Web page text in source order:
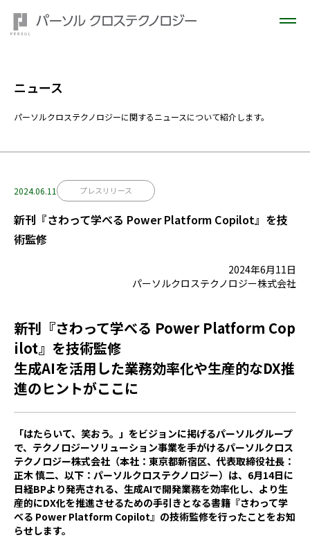
ニュース
パーソルクロステクノロジーに関するニュースについて紹介します。
2024.06.11 プレスリリース
新刊『さわって学べる Power Platform Copilot』を技
術監修
2024年6月11日
パーソルクロステクノロジー株式会社
新刊『さわって学べる Power Platform Cop
ilot』を技術監修
生成AIを活用した業務効率化や生産的なDX推
進のヒントがここに
「はたらいて、笑おう。」をビジョンに掲げるパーソルグループ
で、テクノロジーソリューション事業を手がけるパーソルクロス
テクノロジー株式会社（本社：東京都新宿区、代表取締役社長：
正木 慎二、以下：パーソルクロステクノロジー）は、6月14日に
日経BPより発売される、生成AIで開発業務を効率化し、より生
産的にDX化を推進させるための手引きとなる書籍『さわって学
べる Power Platform Copilot』の技術監修を行ったことをお知
らせします。